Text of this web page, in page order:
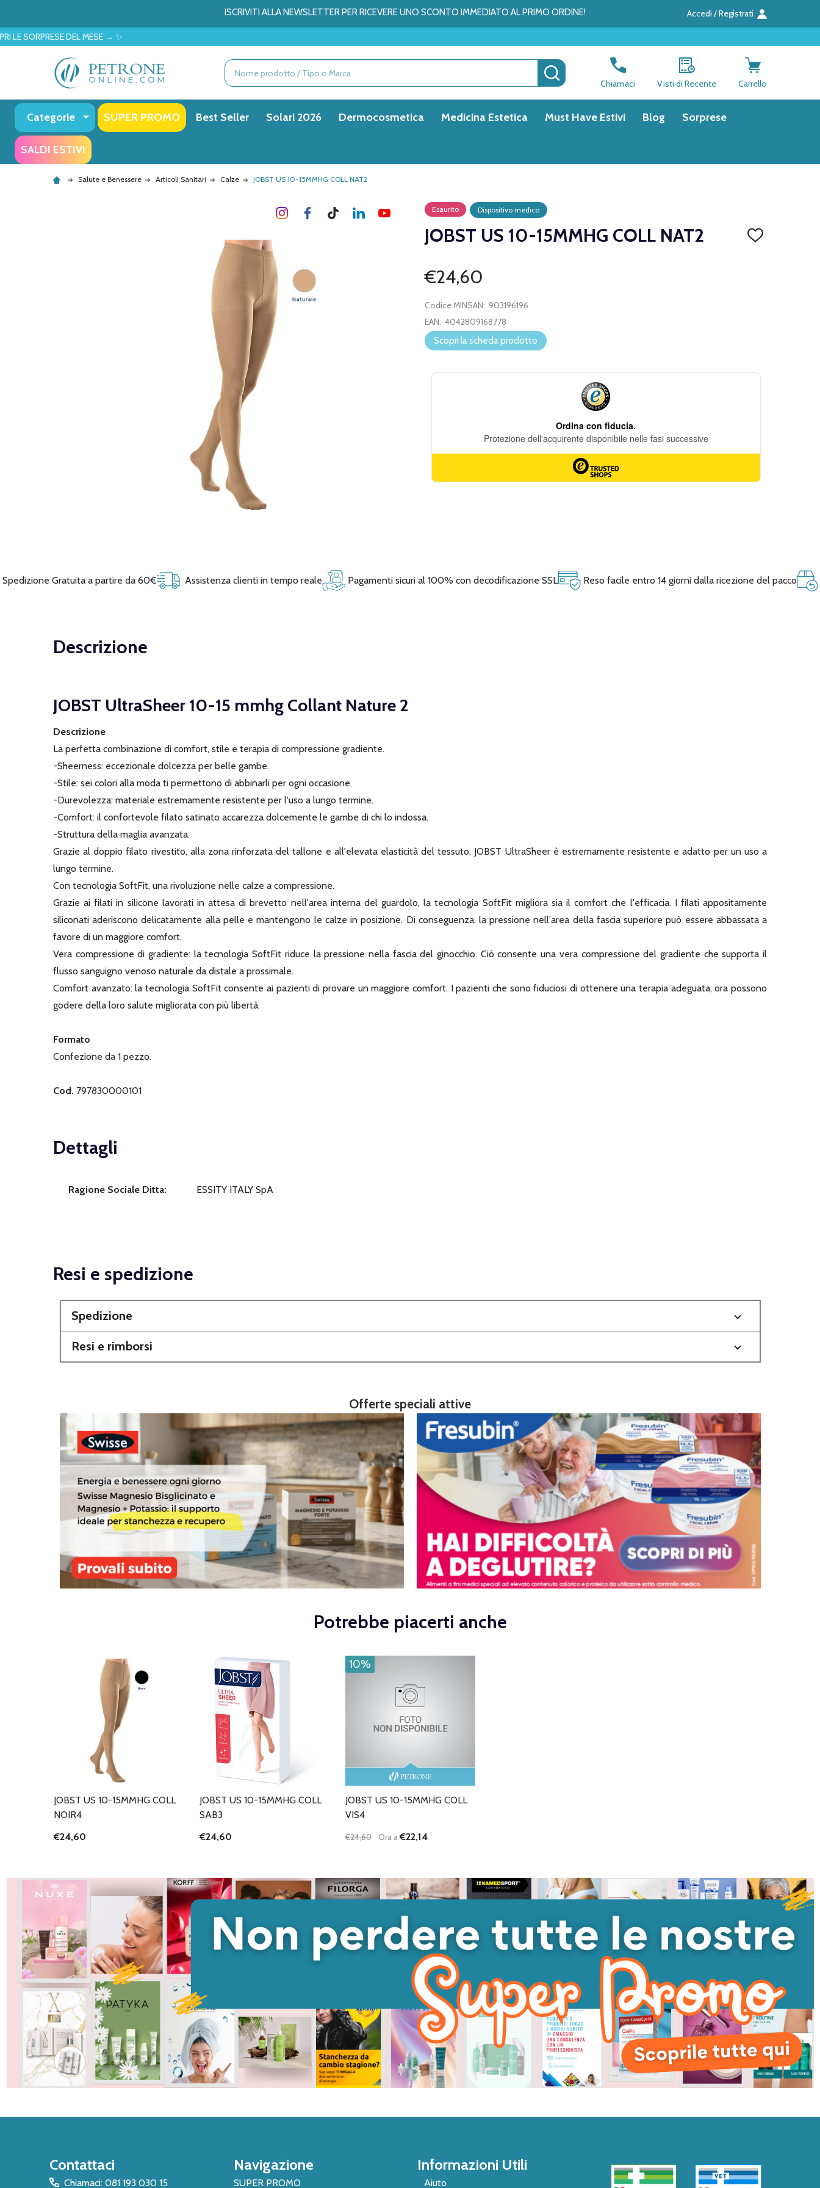
ISCRIVITI ALLA NEWSLETTER PER RICEVERE UNO SCONTO IMMEDIATO AL PRIMO ORDINE! Accedi / Registrati
MESE → ✨
Ricerca CERCA
Chiamaci Visti di Recente Carrello
Categorie SUPER PROMO Best Seller Solari 2026 Dermocosmetica Medicina Estetica Must Have Estivi Blog Sorprese
SALDI ESTIVI
Salute e Benessere Articoli Sanitari Calze JOBST US 10-15MMHG COLL NAT2
Esaurito Dispositivo medico
JOBST US 10-15MMHG COLL NAT2
AGGIUNGI
€24,60
Codice MINSAN: 903196196
EAN: 4042809168778
Scopri la scheda prodotto
Spedizione Gratuita a partire da 60€ Assistenza clienti in tempo reale Pagamenti sicuri al 100% con decodificazione SSL Reso facile entro 14 giorni dalla ricezione del pacco
Descrizione
JOBST UltraSheer 10-15 mmhg Collant Nature 2
Descrizione
La perfetta combinazione di comfort, stile e terapia di compressione gradiente.
-Sheerness: eccezionale dolcezza per belle gambe.
-Stile: sei colori alla moda ti permettono di abbinarli per ogni occasione.
-Durevolezza: materiale estremamente resistente per l'uso a lungo termine.
-Comfort: il confortevole filato satinato accarezza dolcemente le gambe di chi lo indossa.
-Struttura della maglia avanzata.
Grazie al doppio filato rivestito, alla zona rinforzata del tallone e all'elevata elasticità del tessuto, JOBST UltraSheer è estremamente resistente e adatto per un uso a
lungo termine.
Con tecnologia SoftFit, una rivoluzione nelle calze a compressione.
Grazie ai filati in silicone lavorati in attesa di brevetto nell'area interna del guardolo, la tecnologia SoftFit migliora sia il comfort che l'efficacia. I filati appositamente
siliconati aderiscono delicatamente alla pelle e mantengono le calze in posizione. Di conseguenza, la pressione nell'area della fascia superiore può essere abbassata a
favore di un maggiore comfort.
Vera compressione di gradiente: la tecnologia SoftFit riduce la pressione nella fascia del ginocchio. Ciò consente una vera compressione del gradiente che supporta il
flusso sanguigno venoso naturale da distale a prossimale.
Comfort avanzato: la tecnologia SoftFit consente ai pazienti di provare un maggiore comfort. I pazienti che sono fiduciosi di ottenere una terapia adeguata, ora possono
godere della loro salute migliorata con più libertà.
Formato
Confezione da 1 pezzo.
Cod. 797830000101
Dettagli
Ragione Sociale Ditta: ESSITY ITALY SpA
Resi e spedizione
Spedizione
Resi e rimborsi
Offerte speciali attive
Potrebbe piacerti anche
JOBST US 10-15MMHG COLL
NOIR4
€24,60
JOBST US 10-15MMHG COLL
SAB3
€24,60
10%
JOBST US 10-15MMHG COLL
VIS4
€24,60 Ora a€22,14
Contattaci
Chiamaci: 081 193 030 15
Navigazione
SUPER PROMO
Informazioni Utili
Aiuto